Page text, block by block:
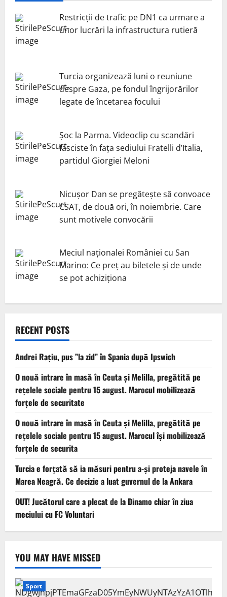
Restricții de trafic pe DN1 ca urmare a
unor lucrări la infrastructura rutieră
Turcia organizează luni o reuniune
despre Gaza, pe fondul îngrijorărilor
legate de încetarea focului
Șoc la Parma. Videoclip cu scandări
fasciste în fața sediului Fratelli d’Italia,
partidul Giorgiei Meloni
Nicuşor Dan se pregăteşte să convoace
CSAT, de două ori, în noiembrie. Care
sunt motivele convocării
Meciul naționalei României cu San
Marino: Ce preț au biletele și de unde
se pot achiziționa
RECENT POSTS
Andrei Rațiu, pus ”la zid” în Spania după Ipswich
O nouă intrare în masă în Ceuta și Melilla, pregătită pe
rețelele sociale pentru 15 august. Marocul mobilizează
forțele de securitate
O nouă intrare în masă în Ceuta și Melilla, pregătită pe
rețelele sociale pentru 15 august. Marocul își mobilizează
forțele de securita
Turcia e forțată să ia măsuri pentru a-și proteja navele în
Marea Neagră. Ce decizie a luat guvernul de la Ankara
OUT! Jucătorul care a plecat de la Dinamo chiar în ziua
meciului cu FC Voluntari
YOU MAY HAVE MISSED
Sport